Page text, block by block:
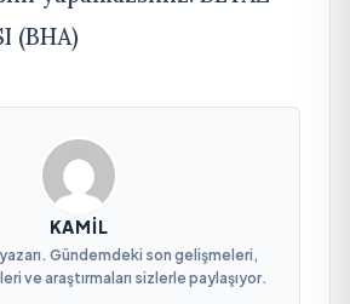
(BHA)
KAMIL
Gündemdeki son gelişmeleri,
ve araştırmaları sizlerle paylaşıyor.